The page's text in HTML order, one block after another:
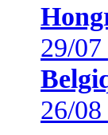
29/07
26/08